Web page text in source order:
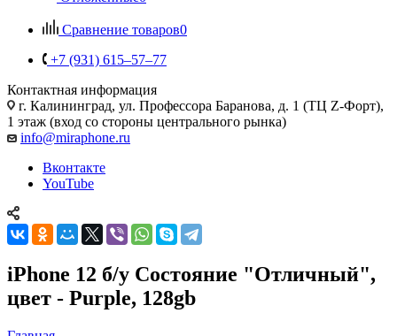
Сравнение товаров0
+7 (931) 615‒57‒77
Контактная информация
г. Калининград, ул. Профессора Баранова, д. 1 (ТЦ Z-Форт),
1 этаж (вход со стороны центрального рынка)
info@miraphone.ru
Вконтакте
YouTube
iPhone 12 б/у Состояние "Отличный",
цвет - Purple, 128gb